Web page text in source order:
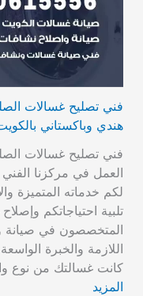
هندي وباكستاني
فني تصليح غسالات
العمل في مركزنا
لكم خدماته المتميزة
تلبية احتياجاتكم
المتخصصون في صيانة
اللازمة والخبرة
كانت غسالتك من نوع
المزيد